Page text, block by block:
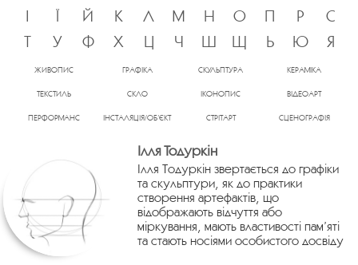
І
Ї Й К Л М Н О П Р
С
Т
У Ф Х Ц Ч Ш Щ Ь Ю Я
ЖИВОПИС ГРАФІКА СКУЛЬПТУРА КЕРАМІКА
ТЕКСТИЛЬ СКЛО ІКОНОПИС ВІДЕОАРТ
ПЕРФОРМАНС ІНСТАЛЯЦІЯ/ОБ’ЄКТ СТРІТАРТ СЦЕНОГРАФІЯ
Ілля Тодуркін
Ілля Тодуркін звертається до графіки
та скульптури, як до практики
створення артефактів, що
відображають відчуття або
міркування, мають властивості пам’яті
та стають носіями особистого досвіду